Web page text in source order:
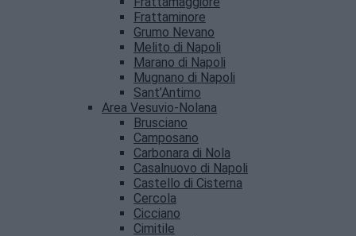
Frattaminore
Grumo Nevano
Melito di Napoli
Marano di Napoli
Mugnano di Napoli
Sant’Antimo
Area Vesuvio-Nolana
Brusciano
Camposano
Carbonara di Nola
Casalnuovo di Napoli
Castello di Cisterna
Cercola
Cicciano
Cimitile